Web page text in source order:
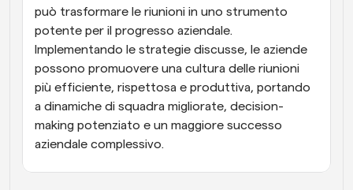
può trasformare le riunioni in uno strumento
potente per il progresso aziendale.
Implementando le strategie discusse, le aziende
possono promuovere una cultura delle riunioni
più efficiente, rispettosa e produttiva, portando
a dinamiche di squadra migliorate, decision-
making potenziato e un maggiore successo
aziendale complessivo.